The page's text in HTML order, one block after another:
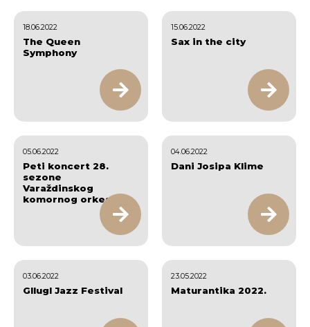
The Queen
Symphony
18.06.2022
Sax in the city
15.06.2022
Peti koncert 28.
sezone
Varaždinskog
komornog orkestra
05.06.2022
Dani Josipa Klime
04.06.2022
Gllugl Jazz Festival
03.06.2022
Maturantika 2022.
23.05.2022